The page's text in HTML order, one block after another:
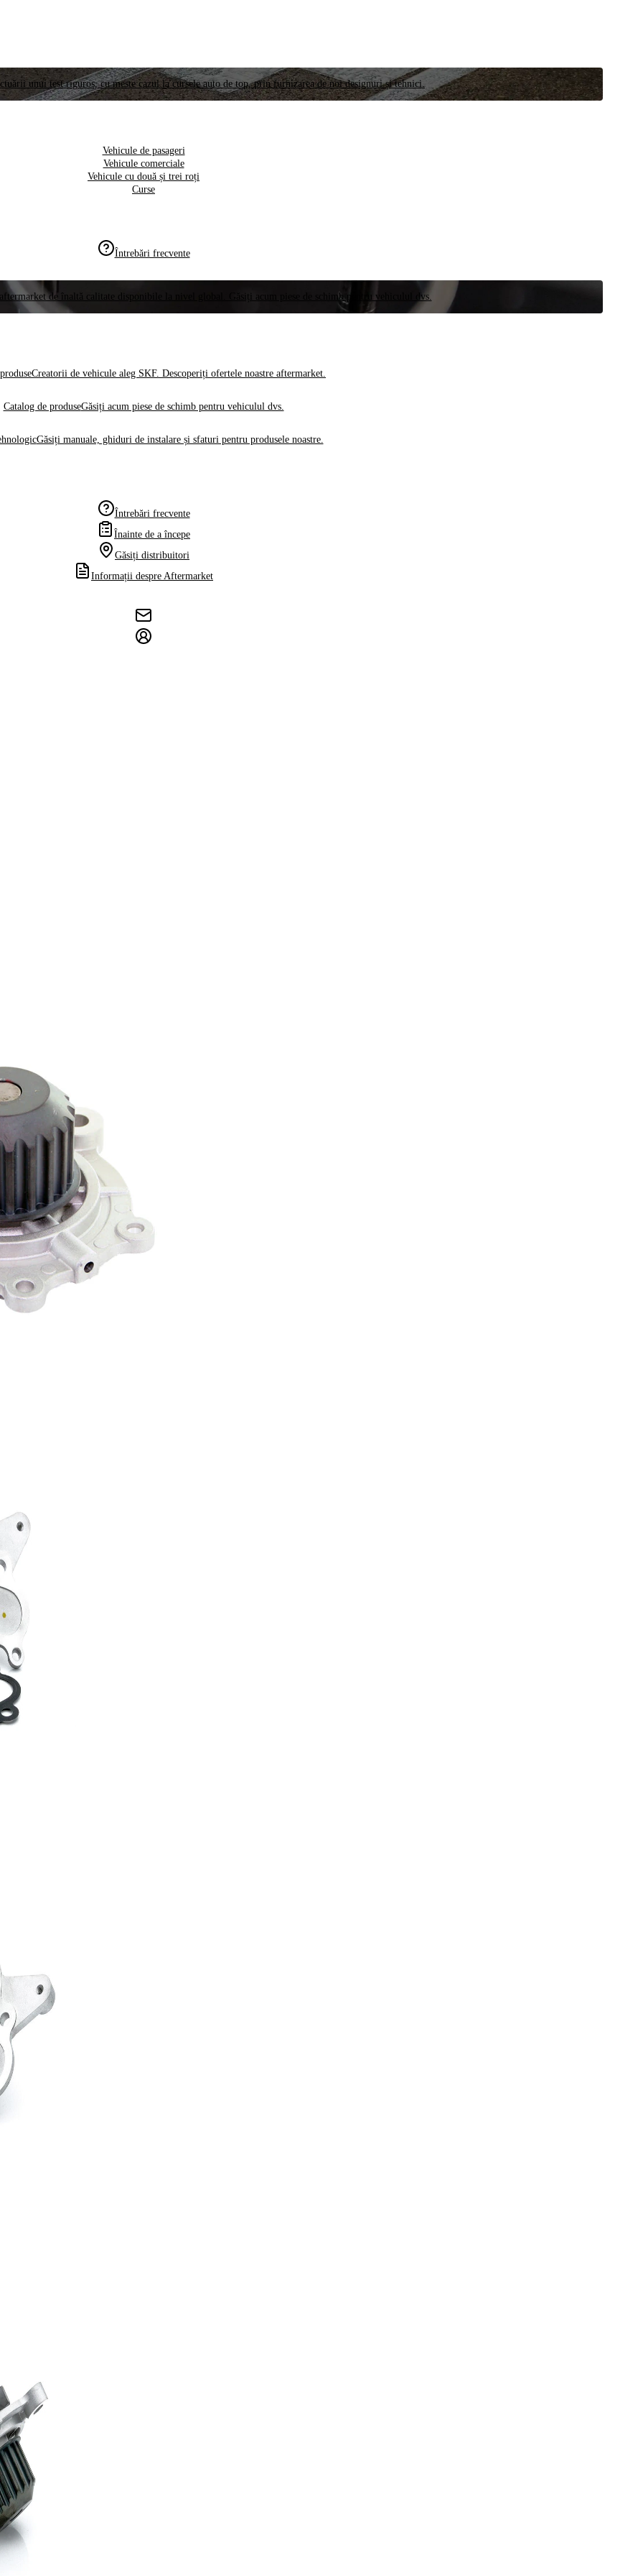
unui test riguros, cu meste cazul la cursele auto de top, prin furnizarea de noi designuri și tehnici.
Vehicule de pasageri
Vehicule comerciale
Vehicule cu două și trei roți
Curse
Întrebări frecvente
de înaltă calitate disponibile la nivel global. Găsiți acum piese de schimb pentru vehiculul dvs.
Creatorii de vehicule aleg SKF. Descoperiți ofertele noastre aftermarket.
Catalog de produseGăsiți acum piese de schimb pentru vehiculul dvs.
Găsiți manuale, ghiduri de instalare și sfaturi pentru produsele noastre.
Întrebări frecvente
Înainte de a începe
Găsiți distribuitori
Informații despre Aftermarket